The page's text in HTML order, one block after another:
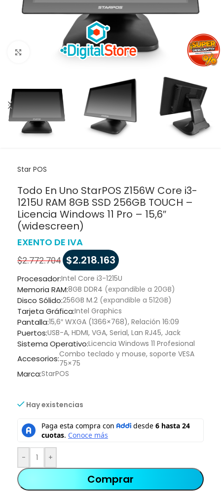
Haga clic para ampliar
Star POS
Todo En Uno StarPOS Z156W Core i3-
1215U RAM 8GB SSD 256GB TOUCH –
Licencia Windows 11 Pro – 15,6″
(widescreen)
EXENTO DE IVA
$2.772.704 $2.218.163
Procesador:Intel Core i3-1215U
Memoria RAM:8GB DDR4 (expandible a 20GB)
Disco Sólido:256GB M.2 (expandible a 512GB)
Tarjeta Gráfica:Intel Graphics
Pantalla:15,6″ WXGA (1366×768), Relación 16:09
Puertos:USB-A, HDMI, VGA, Serial, Lan RJ45, Jack
Sistema Operativo:Licencia Windows 11 Profesional
Accesorios:Combo teclado y mouse, soporte VESA
75×75
Marca:StarPOS
Hay existencias
- +
Comprar